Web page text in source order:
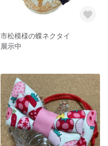
市松模様の蝶ネクタイ
展示中